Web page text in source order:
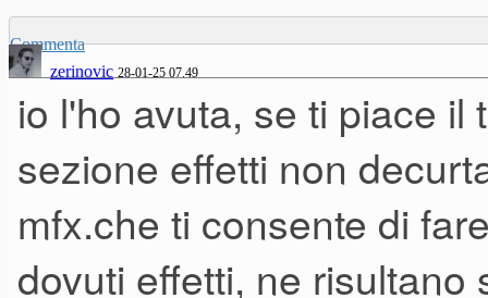
Commenta
zerinovic 28-01-25 07.49
io l'ho avuta, se ti piace
sezione effetti non
mfx.che ti consente di
dovuti effetti, ne